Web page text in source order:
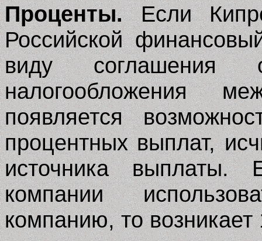
Проценты.Если
Российской
виду соглашения
налогообложения
появляется
процентных выплат,
источника выплаты.
компании
компанию, то возникает